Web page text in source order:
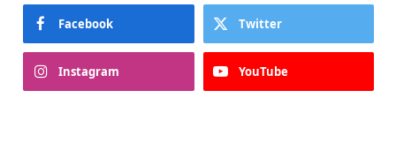
Facebook Twitter
Instagram YouTube